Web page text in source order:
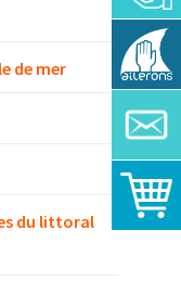
de mer
du littoral